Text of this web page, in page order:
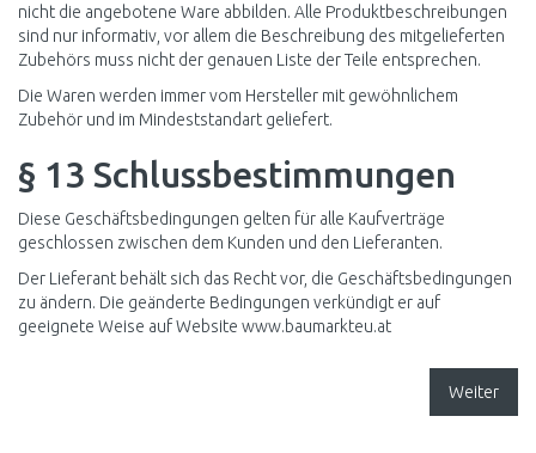
nicht die angebotene Ware abbilden. Alle Produktbeschreibungen
sind nur informativ, vor allem die Beschreibung des mitgelieferten
Zubehörs muss nicht der genauen Liste der Teile entsprechen.
Die Waren werden immer vom Hersteller mit gewöhnlichem
Zubehör und im Mindeststandart geliefert.
§ 13 Schlussbestimmungen
Diese Geschäftsbedingungen gelten für alle Kaufverträge
geschlossen zwischen dem Kunden und den Lieferanten.
Der Lieferant behält sich das Recht vor, die Geschäftsbedingungen
zu ändern. Die geänderte Bedingungen verkündigt er auf
geeignete Weise auf Website www.baumarkteu.at
Weiter